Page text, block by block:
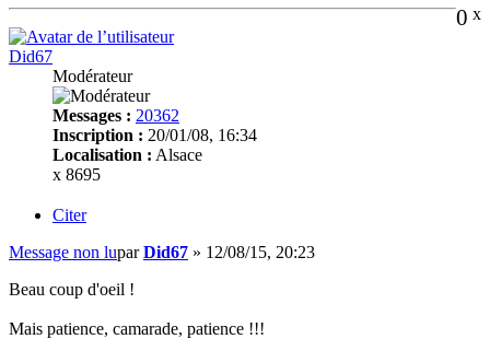
0 x
Did67
Modérateur
Messages : 20362
Inscription : 20/01/08, 16:34
Localisation : Alsace
x 8695
Citer
Message non luparDid67 » 12/08/15, 20:23
Beau coup d'oeil !
Mais patience, camarade, patience !!!